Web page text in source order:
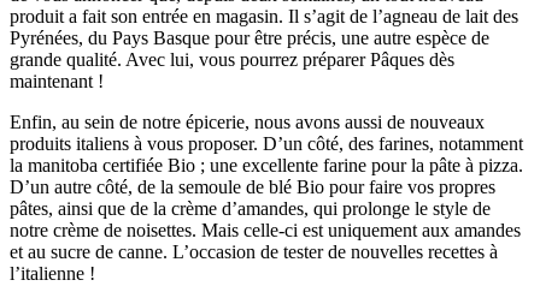
produit a fait son entrée en magasin. Il s’agit de l’agneau de lait des
Pyrénées, du Pays Basque pour être précis, une autre espèce de
grande qualité. Avec lui, vous pourrez préparer Pâques dès
maintenant !
Enfin, au sein de notre épicerie, nous avons aussi de nouveaux
produits italiens à vous proposer. D’un côté, des farines, notamment
la manitoba certifiée Bio ; une excellente farine pour la pâte à pizza.
D’un autre côté, de la semoule de blé Bio pour faire vos propres
pâtes, ainsi que de la crème d’amandes, qui prolonge le style de
notre crème de noisettes. Mais celle-ci est uniquement aux amandes
et au sucre de canne. L’occasion de tester de nouvelles recettes à
l’italienne !